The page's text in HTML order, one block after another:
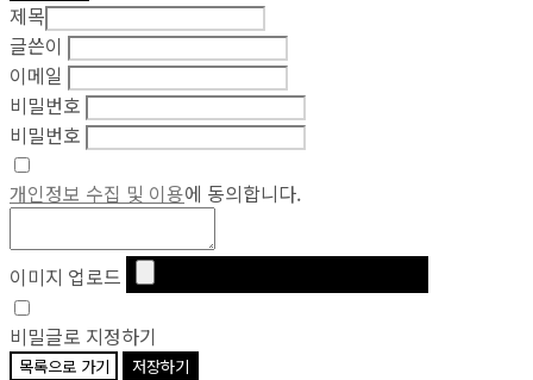
제목
글쓴이
이메일
비밀번호
비밀번호
개인정보 수집 및 이용에 동의합니다.
이미지 업로드
비밀글로 지정하기
목록으로 가기 저장하기